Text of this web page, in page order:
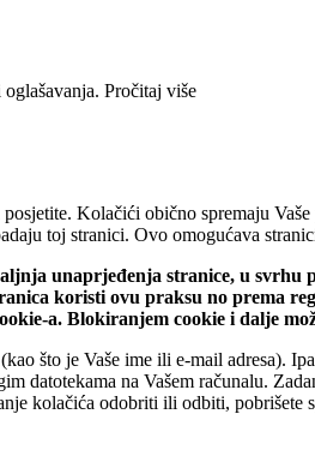
Pročitaj više
Kolačići obično spremaju
toj stranici. Ovo omogućava
unaprjeđenja stranice, u svrhu
koristi ovu praksu no prema
a. Blokiranjem cookie i dalje
što je Vaše ime ili e-mail adresa).
na Vašem računalu.
kolačića odobriti ili odbiti,